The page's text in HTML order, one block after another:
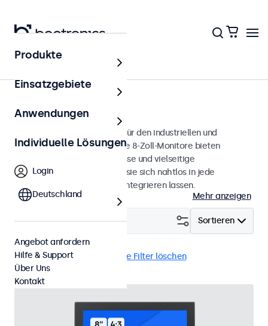
Monitore
8 Zoll Monitore
8-Zoll-Monitore, entwickelt für den industriellen und
professionellen Einsatz. Diese 8-Zoll-Monitore bieten
verschiedene Videoanschlüsse und vielseitige
Montageoptionen, wodurch sie sich nahtlos in jede
Anwendung und Umgebung integrieren lassen.
Mehr anzeigen
Sortieren
Filtern (1)
8 Zoll Monitore Alle Filter löschen
Produkte
Einsatzgebiete
Anwendungen
Individuelle Lösungen
Login
Deutschland
Angebot anfordern
Hilfe & Support
Über Uns
Kontakt